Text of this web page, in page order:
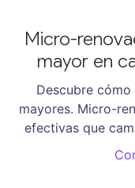
Micro-
mayor en
Descubre
mayores. Micro-
efectivas que
poco gasto y sin
un cambio